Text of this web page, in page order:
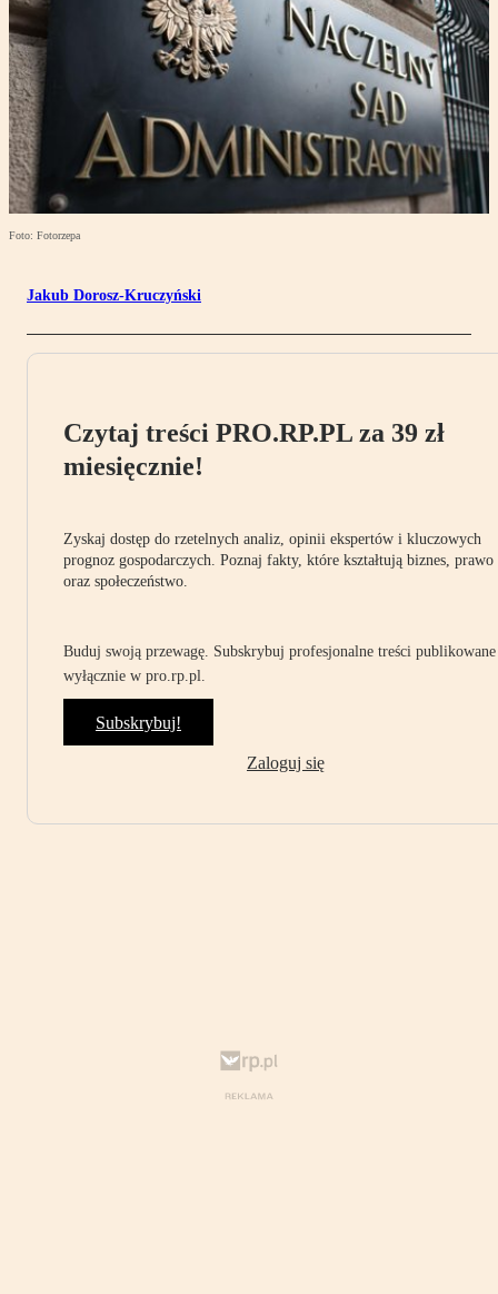
Foto: Fotorzepa
Jakub Dorosz-Kruczyński
Czytaj treści PRO.RP.PL za 39 zł
miesięcznie!
Zyskaj dostęp do rzetelnych analiz, opinii ekspertów i kluczowych
prognoz gospodarczych. Poznaj fakty, które kształtują biznes, prawo
oraz społeczeństwo.
Buduj swoją przewagę. Subskrybuj profesjonalne treści publikowane
wyłącznie w pro.rp.pl.
Subskrybuj!
Zaloguj się